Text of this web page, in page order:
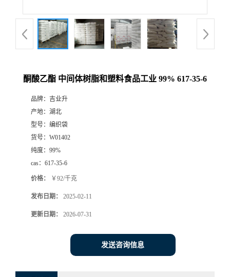
酮酸乙酯 中间体树脂和塑料食品工业 99% 617-35-6
品牌： 吉业升
产地： 湖北
型号： 编织袋
货号： W01402
纯度： 99%
cas： 617-35-6
价格： ￥92/千克
发布日期： 2025-02-11
更新日期： 2026-07-31
发送咨询信息